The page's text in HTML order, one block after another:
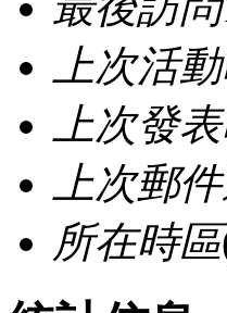
上次活
上次發
上次郵
所在時區